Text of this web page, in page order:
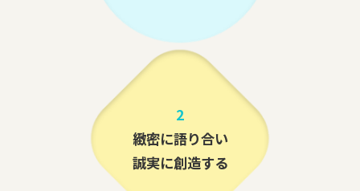
2
緻密に語り合い
誠実に創造する